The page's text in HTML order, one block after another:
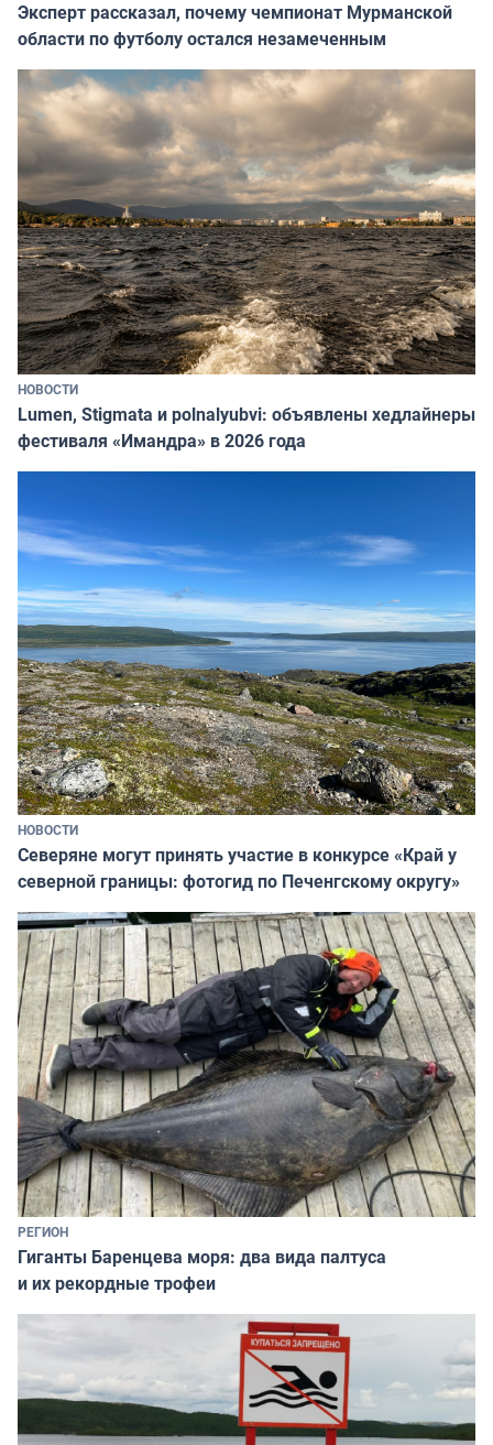
Эксперт рассказал, почему чемпионат Мурманской
области по футболу остался незамеченным
НОВОСТИ
Lumen, Stigmata и polnalyubvi: объявлены хедлайнеры
фестиваля «Имандра» в 2026 года
НОВОСТИ
Северяне могут принять участие в конкурсе «Край у
северной границы: фотогид по Печенгскому округу»
РЕГИОН
Гиганты Баренцева моря: два вида палтуса
и их рекордные трофеи